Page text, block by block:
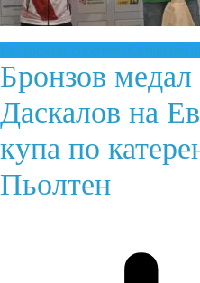
Екстремни спортовеКатерене
Бронзов медал
Даскалов на
купа по
Пьолтен